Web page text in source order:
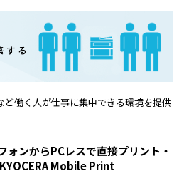
働く人が仕事に集中できる環境を提供
ォンからPCレスで直接プリント・
Mobile Print